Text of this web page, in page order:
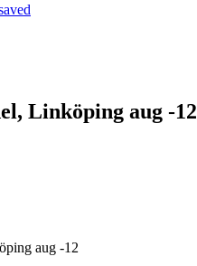
Linköping aug -12